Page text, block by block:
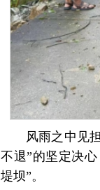
风雨之中见
不退”的坚定决
堤坝”。